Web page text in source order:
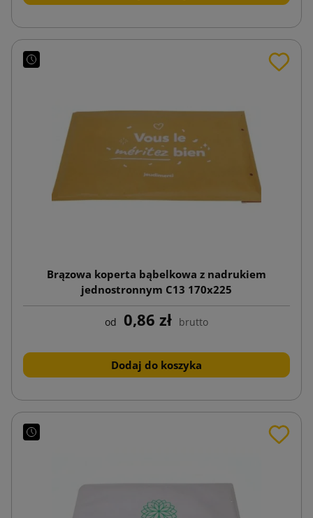
Brązowa koperta bąbelkowa z nadrukiem
jednostronnym C13 170x225
od 0,86 zł brutto
Dodaj do koszyka